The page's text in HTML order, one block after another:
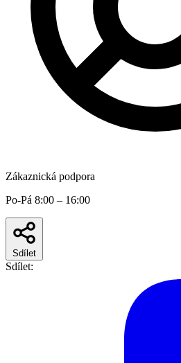
Zákaznická podpora
Po-Pá 8:00 – 16:00
Sdílet
Sdílet: